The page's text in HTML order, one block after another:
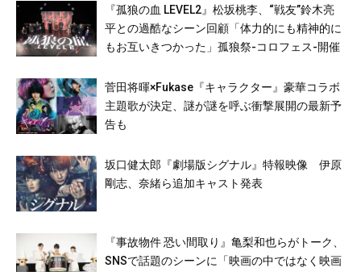
『孤狼の血 LEVEL2』松坂桃李、“戦友”鈴木亮
平との過酷なシーン回顧「体力的にも精神的に
もお互いきつかった」孤狼祭-コロフェス-開催
菅田将暉×Fukase『キャラクター』豪華コラボ
主題歌が決定、謎が謎を呼ぶ衝撃展開の最新予
告も
坂口健太郎『劇場版シグナル』特報映像 伊原
剛志、奈緒ら追加キャスト発表
『事故物件 恐い間取り』亀梨和也らがトーク、
SNSで話題のシーンに「映画の中ではなく映画